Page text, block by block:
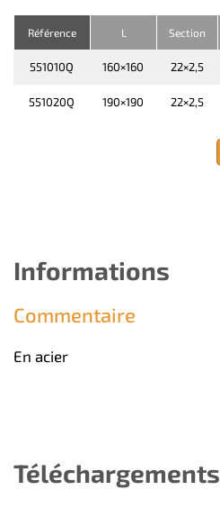
Référence L Section
551010Q 160×160 22×2,5
551020Q 190×190 22×2,5
Informations
Commentaire
En acier
Téléchargements